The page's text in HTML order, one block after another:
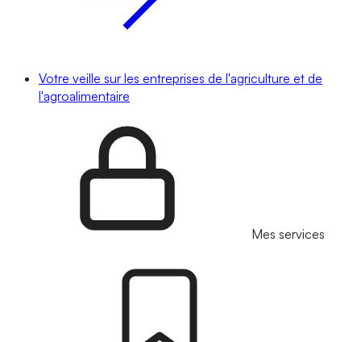
Votre veille sur les entreprises de l'agriculture et de
l'agroalimentaire
Mes services